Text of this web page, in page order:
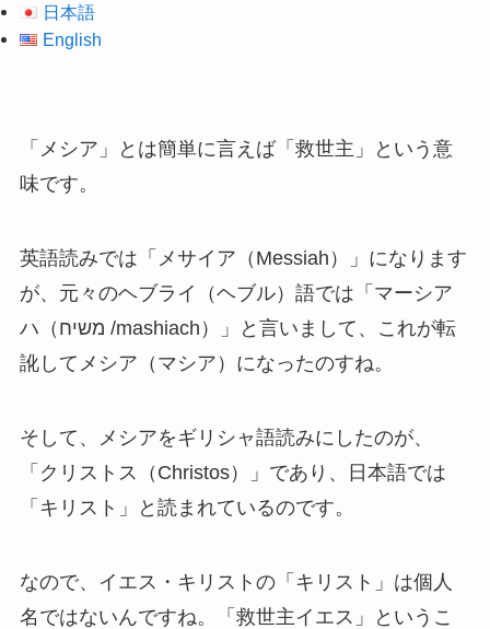
日本語
English
「メシア」とは簡単に言えば「救世主」という意
味です。
英語読みでは「メサイア（Messiah）」になります
が、元々のヘブライ（ヘブル）語では「マーシア
ハ（משיח /mashiach）」と言いまして、これが転
訛してメシア（マシア）になったのすね。
そして、メシアをギリシャ語読みにしたのが、
「クリストス（Christos）」であり、日本語では
「キリスト」と読まれているのです。
なので、イエス・キリストの「キリスト」は個人
名ではないんですね。「救世主イエス」というこ